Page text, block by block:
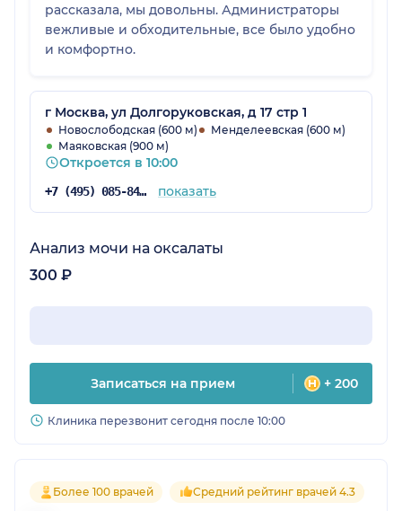
рассказала, мы довольны. Администраторы
вежливые и обходительные, все было удобно
и комфортно.
г Москва, ул Долгоруковская, д 17 стр 1
Новослободская (600 м)
Менделеевская (600 м)
Маяковская (900 м)
Откроется в 10:00
+7 (495) 085-84-25 показать
Анализ мочи на оксалаты
300 ₽
Записаться на прием + 200
Клиника перезвонит сегодня после 10:00
Более 100 врачей Средний рейтинг врачей 4.3